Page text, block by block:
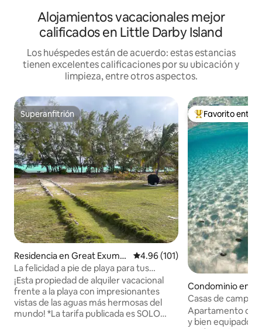
Alojamientos vacacionales mejor
calificados en Little Darby Island
Los huéspedes están de acuerdo: estas estancias
tienen excelentes calificaciones por su ubicación y
limpieza, entre otros aspectos.
Superanfitrión
Superanfitrión
Residencia en Great Exuma I
sland
Calificación promedio: 4.96 de
4.96 (101)
La felicidad a pie de playa para tus
mejores vacaciones
¡Esta propiedad de alquiler vacacional
frente a la playa con impresionantes
vistas de las aguas más hermosas del
mundo! *La tarifa publicada es SOLO
De los mejores
Favorito entre
Condominio en
n
Casas de campo
a la playa, nivel
Apartamento de
y bien equipado